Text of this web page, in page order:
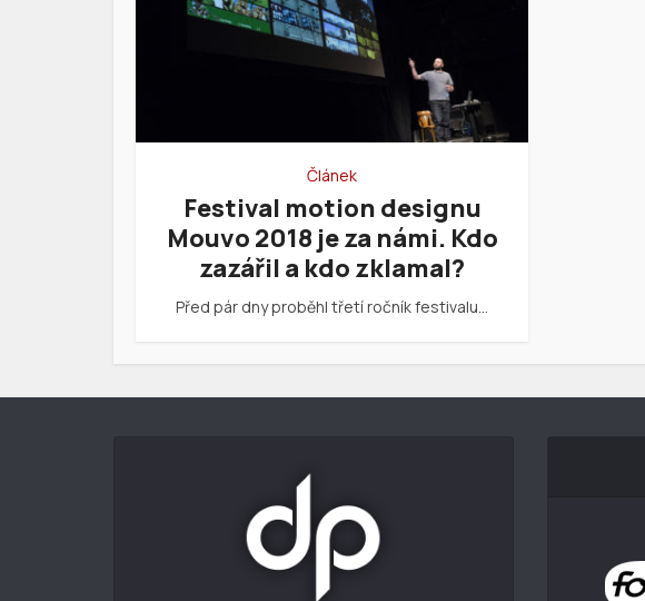
Článek
Festival motion designu
Mouvo 2018 je za námi. Kdo
zazářil a kdo zklamal?
Před pár dny proběhl třetí ročník festivalu…